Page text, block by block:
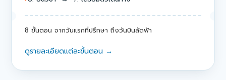
8 ขั้นตอน จากวันแรกที่ปรึกษา ถึงวันบินลัดฟ้า
ดูรายละเอียดแต่ละขั้นตอน →